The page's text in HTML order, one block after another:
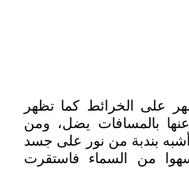
على الخرائط كما تظهر
بالمسافات يضل، ومن
بندبة من نور على جسد
من السماء فاستقرت